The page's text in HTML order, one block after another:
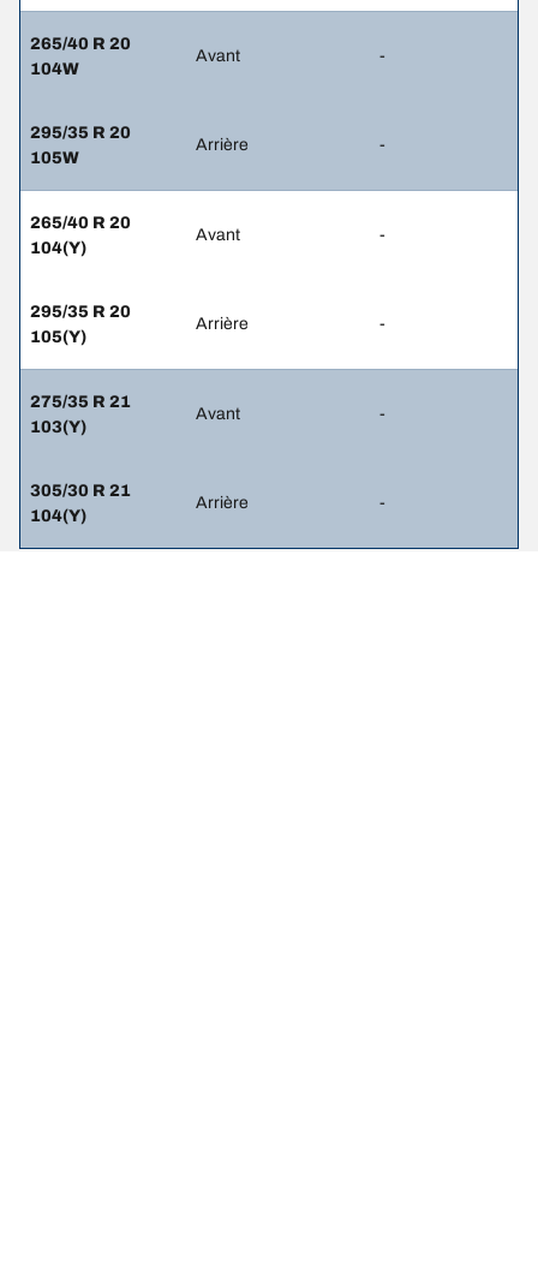
265/40 R 20
104W
Avant -
295/35 R 20
105W
Arrière -
265/40 R 20
104(Y)
Avant -
295/35 R 20
105(Y)
Arrière -
275/35 R 21
103(Y)
Avant -
305/30 R 21
104(Y)
Arrière -